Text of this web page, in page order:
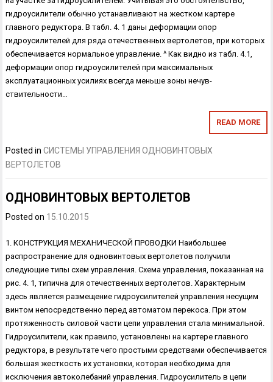
гидроусилители обычно устанавливают на жестком картере
главного редуктора. В табл. 4. 1 даны деформации опор
гидроусилителей для ряда отечественных верто­летов, при которых
обеспечивается нормальное управление. ^ Как видно из табл. 4.1,
деформации опор гидроусилителей при максимальных
эксплуатационных усилиях всегда меньше зоны нечув­
ствительности…
READ MORE
Posted inСИСТЕМЫ УПРАВЛЕНИЯ ОДНОВИНТОВЫХ
ВЕРТОЛЕТОВ
ОДНОВИНТОВЫХ ВЕРТОЛЕТОВ
Posted on 15.10.2015
1. КОНСТРУКЦИЯ МЕХАНИЧЕСКОЙ ПРОВОДКИ Наибольшее
распространение для одновинтовых вертолетов полу­чили
следующие типы схем управления. Схема управления, показанная на
рис. 4. 1, типична для отечествен­ных вертолетов. Характерным
здесь является размещение гидроусили­телей управления несущим
винтом непосредственно перед автоматом перекоса. При этом
протяженность силовой части цепи управления стала минимальной.
Гидроусилители, как правило, установлены на картере главного
редуктора, в результате чего простыми средствами обеспечивается
большая жесткость их установки, которая необходима для
исключения автоколебаний управления. Гидроусилитель в цепи